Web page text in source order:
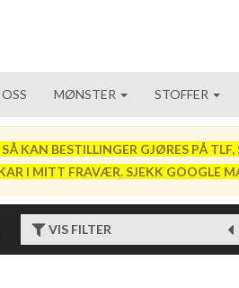
MØNSTER STOFFER
KAN BESTILLINGER GJØRES PÅ
I MITT FRAVÆR. SJEKK GOOGLE
VIS FILTER